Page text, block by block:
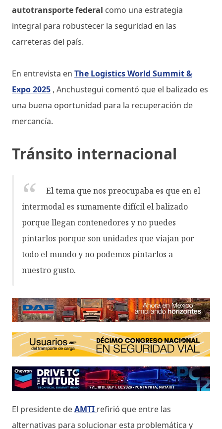
autotransporte federal como una estrategia
integral para robustecer la seguridad en las
carreteras del país.
En entrevista en The Logistics World Summit &
Expo 2025 , Anchustegui comentó que el balizado es
una buena oportunidad para la recuperación de
mercancía.
Tránsito internacional
El tema que nos preocupaba es que en el
intermodal es sumamente difícil el balizado
porque llegan contenedores y no puedes
pintarlos porque son unidades que viajan por
todo el mundo y no podemos pintarlos a
nuestro gusto.
El presidente deAMTI refirió que entre las
alternativas para solucionar esta problemática y